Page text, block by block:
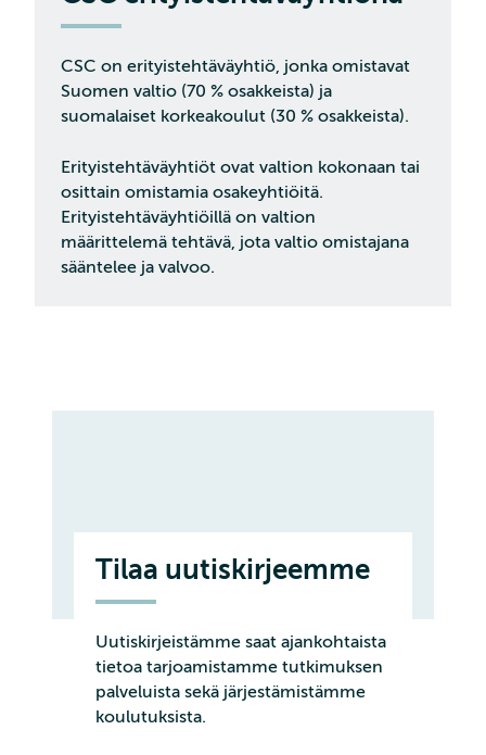
CSC on erityistehtäväyhtiö, jonka omistavat
Suomen valtio (70 % osakkeista) ja
suomalaiset korkeakoulut (30 % osakkeista).
Erityistehtäväyhtiöt ovat valtion kokonaan tai
osittain omistamia osakeyhtiöitä.
Erityistehtäväyhtiöillä on valtion
määrittelemä tehtävä, jota valtio omistajana
sääntelee ja valvoo.
Tilaa uutiskirjeemme
Uutiskirjeistämme saat ajankohtaista
tietoa tarjoamistamme tutkimuksen
palveluista sekä järjestämistämme
koulutuksista.